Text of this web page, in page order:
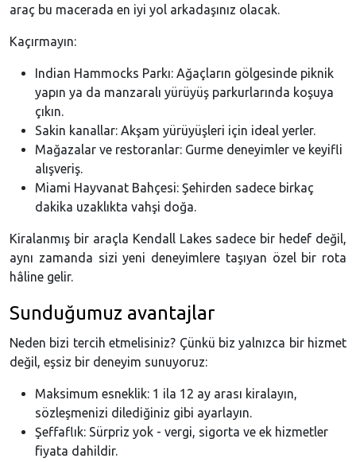
araç bu macerada en iyi yol arkadaşınız olacak.
Kaçırmayın:
Indian Hammocks Parkı: Ağaçların gölgesinde piknik
yapın ya da manzaralı yürüyüş parkurlarında koşuya
çıkın.
Sakin kanallar: Akşam yürüyüşleri için ideal yerler.
Mağazalar ve restoranlar: Gurme deneyimler ve keyifli
alışveriş.
Miami Hayvanat Bahçesi: Şehirden sadece birkaç
dakika uzaklıkta vahşi doğa.
Kiralanmış bir araçla Kendall Lakes sadece bir hedef değil,
aynı zamanda sizi yeni deneyimlere taşıyan özel bir rota
hâline gelir.
Sunduğumuz avantajlar
Neden bizi tercih etmelisiniz? Çünkü biz yalnızca bir hizmet
değil, eşsiz bir deneyim sunuyoruz:
Maksimum esneklik: 1 ila 12 ay arası kiralayın,
sözleşmenizi dilediğiniz gibi ayarlayın.
Şeffaflık: Sürpriz yok - vergi, sigorta ve ek hizmetler
fiyata dahildir.